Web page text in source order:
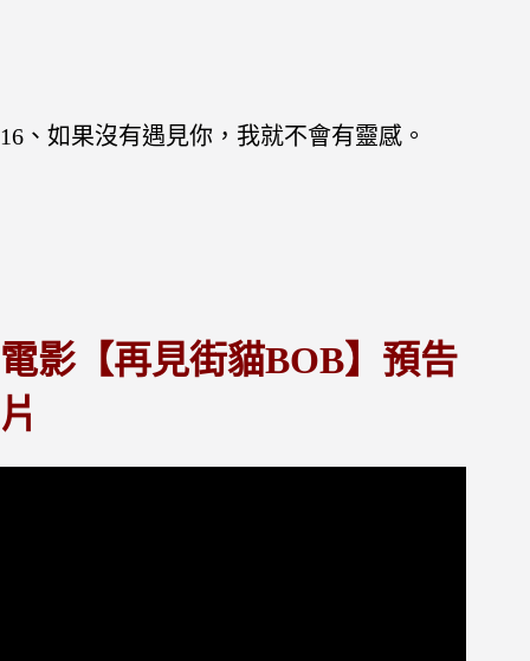
16、如果沒有遇見你，我就不會有靈感。
電影【再見街貓BOB】預告
片